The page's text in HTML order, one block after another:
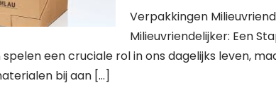
Verpakkingen
Milieuvriendelijker: Een
een cruciale rol in ons dagelijks leven,
bij aan […]